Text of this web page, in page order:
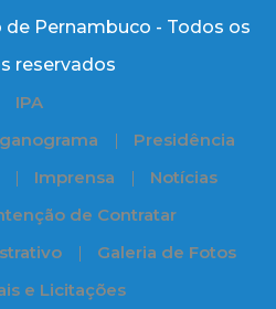
Pernambuco - Todos os
reservados
IPA
Presidência
Imprensa
Notícias
de Contratar
Galeria de Fotos
e Licitações